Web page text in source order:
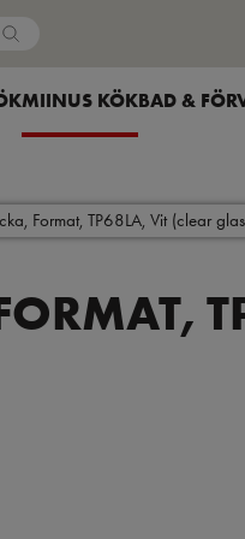
SUBMENU FOR
SHOW SUBMENU FOR
MIINUS KÖKSHOW
BAD &
Format, TP68LA, Vit (clear